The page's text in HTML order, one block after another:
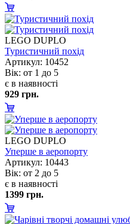
LEGO DUPLO
Туристичний похід
Артикул: 10452
ік: от 1 до 5
є в наявності
929 грн.
LEGO DUPLO
Уперше в аеропорту
Артикул: 10443
ік: от 2 до 5
є в наявності
1399 грн.